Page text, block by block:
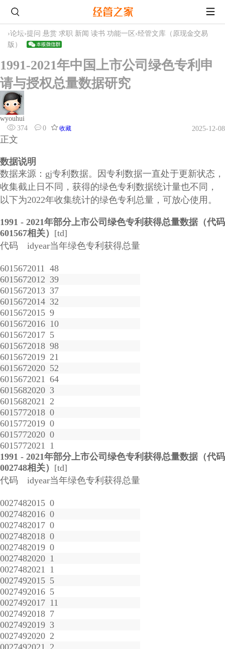
›论坛›提问 悬赏 求职 新闻 读书 功能一区 ›经管文库（原现金交易
版）
1991-2021年中国上市公司绿色专利申
请与授权总量数据研究
wyouhui
374
0 收藏 2025-12-08
正文
数据说明
数据来源：gj专利数据。因专利数据一直处于更新状态，
收集截止日不同，获得的绿色专利数据统计量也不同，
以下为2022年收集统计的绿色专利总量，可放心使用。
1991 - 2021年部分上市公司绿色专利获得总量数据（代码
601567相关） [td]
代码
idyear当年绿色专利获得总量
6015672011
48
6015672012 39
6015672013 37
6015672014 32
6015672015 9
6015672016 10
6015672017 5
6015672018 98
6015672019 21
6015672020 52
6015672021 64
6015682020 3
6015682021
2
6015772018 0
6015772019 0
6015772020 0
6015772021
1
1991 - 2021年部分上市公司绿色专利获得总量数据（代码
002748相关） [td]
代码
idyear当年绿色专利获得总量
0027482015 0
0027482016 0
0027482017 0
0027482018 0
0027482019 0
0027482020 1
0027482021
1
0027492015 5
0027492016 5
0027492017 11
0027492018 7
0027492019 3
0027492020 2
0027492021
2